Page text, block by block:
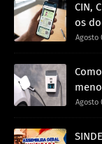
CIN,
os
Agosto
Agosto